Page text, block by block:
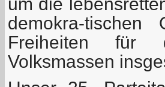
demokra-
Freiheiten für
Volksmassen